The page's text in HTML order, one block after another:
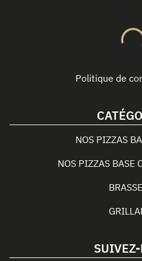
Politique de
NOS PIZZAS
NOS PIZZAS BASE